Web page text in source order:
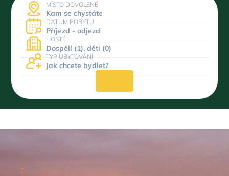
MÍSTO DOVOLENÉ
Kam se chystáte
DATUM POBYTU
Příjezd - odjezd
HOSTÉ
Dospělí (1), děti (0)
TYP UBYTOVÁNÍ
Jak chcete bydlet?